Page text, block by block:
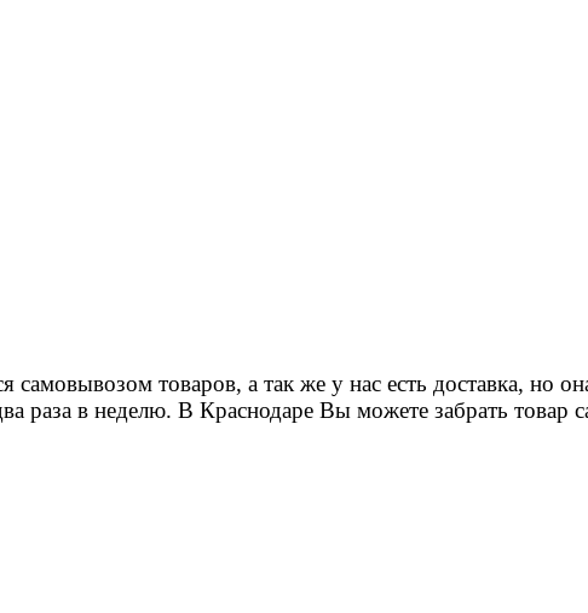
товаров, а так же у нас есть доставка, но
раза в неделю. В Краснодаре Вы можете забрать товар